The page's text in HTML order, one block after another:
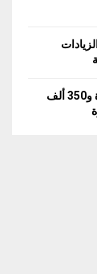
410 آلاف وحدة سكنية مدمرة و350 ألف